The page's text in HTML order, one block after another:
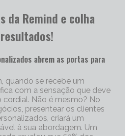
da Remind e colha
abrem as portas para
quando se recebe um
com a sensação que deve
cordial. Não é mesmo? No
presentear os clientes
criará um
à sua abordagem. Um